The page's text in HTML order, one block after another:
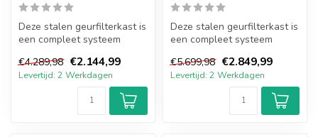
Deze stalen geurfilterkast is
een compleet systeem
kool...
€4.289,98 €2.144,99
Levertijd: 2 Werkdagen
Deze stalen geurfilterkast is
een compleet systeem
kool...
€5.699,98 €2.849,99
Levertijd: 2 Werkdagen